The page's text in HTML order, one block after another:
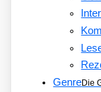
GenreDie